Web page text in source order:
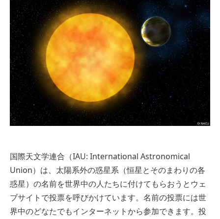
国際天文学連合（IAU: International Astronomical
Union）は、太陽系外の惑星系（恒星とそのまわりの各
惑星）の名前を世界中の人たちに付けてもらおうとウェ
ブサイトで投票を呼びかけています。名前の投票には世
界中のどなたでもインターネットから参加できます。投